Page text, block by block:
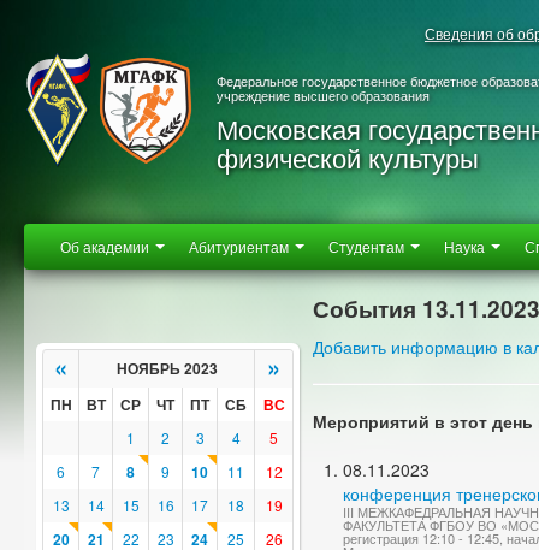
Сведения об
Федеральное государственное бюджетное
учреждение высшего образования
Московская
физической культуры
Об академии Абитуриентам Студентам Наука
« НОЯБРЬ 2023 »
ПН ВТ СР ЧТ ПТ СБ ВС
1 2 3 4
5
6
7 8 9 10 11
12
13
14 15 16 17 18 19
20 21 22 23 24 25 26
События 13.11.2023
Добавить информацию в
Мероприятий в этот день
08.11.2023
конференция
III МЕЖКАФЕДРАЛЬНАЯ
ФАКУЛЬТЕТА ФГБОУ ВО
регистрация 12:10 - 12:45,